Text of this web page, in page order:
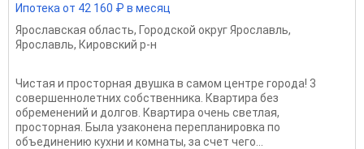
Ипотека от 42 160 ₽ в месяц
Ярославская область, Городской округ Ярославль,
Ярославль, Кировский р-н
Чистая и просторная двушка в самом центре города! 3
совершеннолетних собственника. Квартира без
обременений и долгов. Квартира очень светлая,
просторная. Была узаконена перепланировка по
объединению кухни и комнаты, за счет чего...